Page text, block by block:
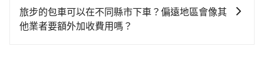
用戶卻遲遲尚未歸還，又或者要還車時卻偏偏找不到停
車位，對於急著用車或者要載其他乘客的人來說就有不
專人回覆您。
旅步的包車可以在不同縣市下車？偏遠地區會像其
他業者要額外加收費用嗎？